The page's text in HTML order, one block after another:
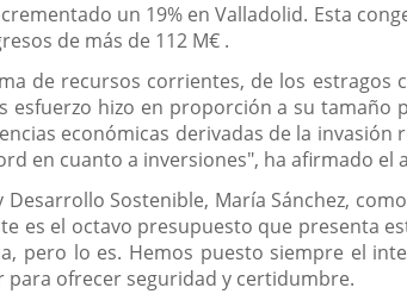
un 19% en Valladolid. Esta
de más de 112 M€ .
de recursos corrientes, de los
esfuerzo hizo en proporción a su tamaño
económicas derivadas de la
en cuanto a inversiones", ha afirmado el
Sostenible, María Sánchez,
es el octavo presupuesto que presenta
pero lo es. Hemos puesto siempre el
ofrecer seguridad y certidumbre.